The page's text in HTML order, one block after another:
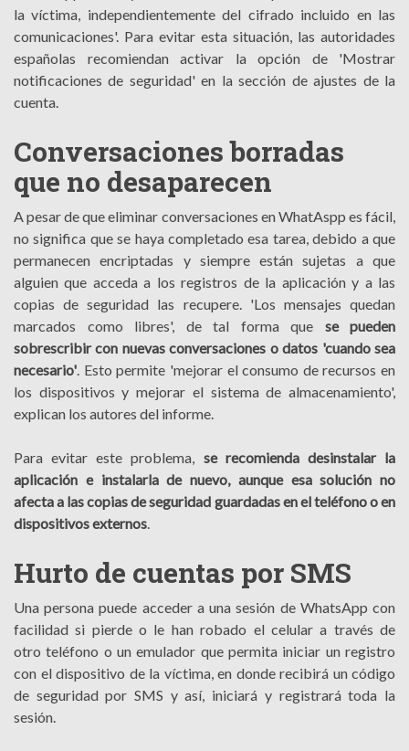
la víctima, independientemente del cifrado incluido en las
comunicaciones'. Para evitar esta situación, las autoridades
españolas recomiendan activar la opción de 'Mostrar
notificaciones de seguridad' en la sección de ajustes de la
cuenta.
Conversaciones borradas
que no desaparecen
A pesar de que eliminar conversaciones en WhatAspp es fácil,
no significa que se haya completado esa tarea, debido a que
permanecen encriptadas y siempre están sujetas a que
alguien que acceda a los registros de la aplicación y a las
copias de seguridad las recupere. 'Los mensajes quedan
marcados como libres', de tal forma que se pueden
sobrescribir con nuevas conversaciones o datos 'cuando sea
necesario'. Esto permite 'mejorar el consumo de recursos en
los dispositivos y mejorar el sistema de almacenamiento',
explican los autores del informe.
Para evitar este problema, se recomienda desinstalar la
aplicación e instalarla de nuevo, aunque esa solución no
afecta a las copias de seguridad guardadas en el teléfono o en
dispositivos externos.
Hurto de cuentas por SMS
Una persona puede acceder a una sesión de WhatsApp con
facilidad si pierde o le han robado el celular a través de
otro teléfono o un emulador que permita iniciar un registro
con el dispositivo de la víctima, en donde recibirá un código
de seguridad por SMS y así, iniciará y registrará toda la
sesión.